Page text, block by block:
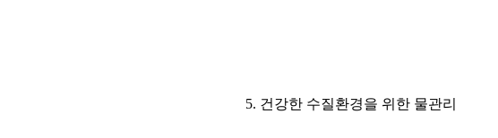
5. 건강한 수질환경을 위한 물관리